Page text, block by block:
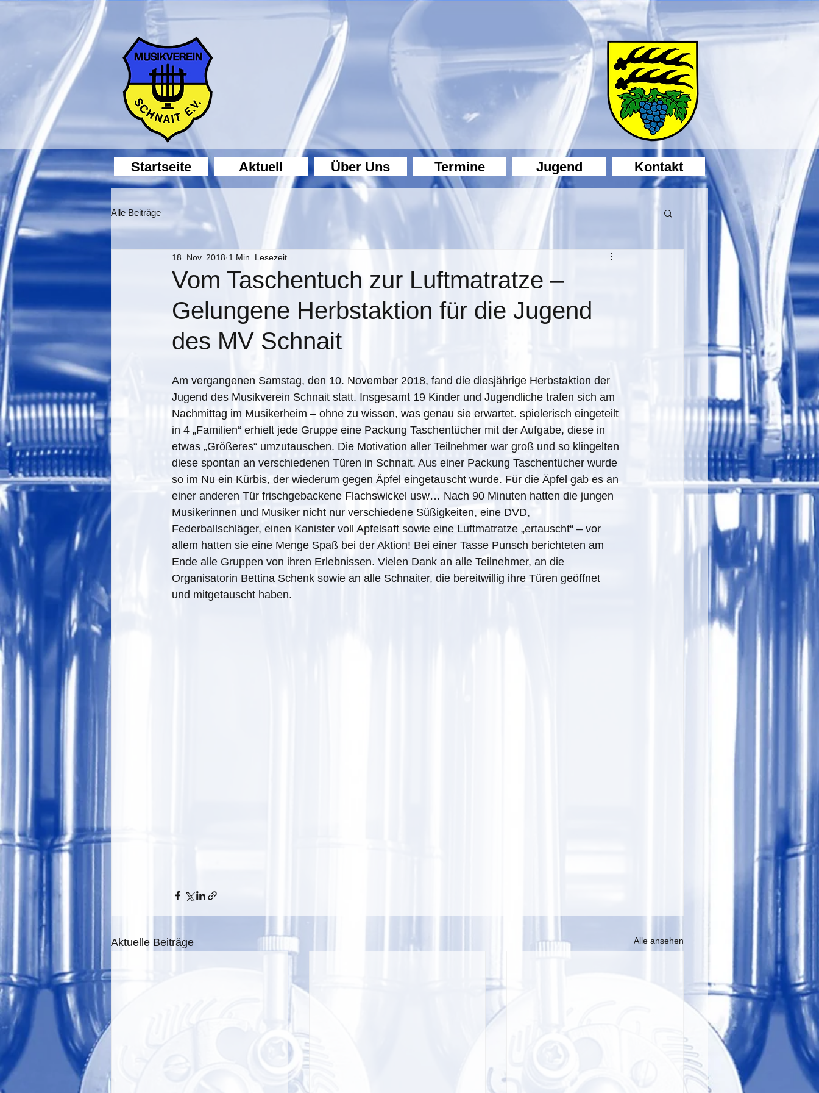
Startseite Aktuell Über Uns Termine Jugend Kontakt
Alle Beiträge
Vom Taschentuch zur Luftmatratze –
Gelungene Herbstaktion für die Jugend
des MV Schnait
18. Nov. 2018 1 Min. Lesezeit
Am vergangenen Samstag, den 10. November 2018, fand die diesjährige Herbstaktion der
Jugend des Musikverein Schnait statt. Insgesamt 19 Kinder und Jugendliche trafen sich am
Nachmittag im Musikerheim – ohne zu wissen, was genau sie erwartet. spielerisch eingeteilt
in 4 „Familien“ erhielt jede Gruppe eine Packung Taschentücher mit der Aufgabe, diese in
etwas „Größeres“ umzutauschen. Die Motivation aller Teilnehmer war groß und so klingelten
diese spontan an verschiedenen Türen in Schnait. Aus einer Packung Taschentücher wurde
so im Nu ein Kürbis, der wiederum gegen Äpfel eingetauscht wurde. Für die Äpfel gab es an
einer anderen Tür frischgebackene Flachswickel usw… Nach 90 Minuten hatten die jungen
Musikerinnen und Musiker nicht nur verschiedene Süßigkeiten, eine DVD,
Federballschläger, einen Kanister voll Apfelsaft sowie eine Luftmatratze „ertauscht“ – vor
allem hatten sie eine Menge Spaß bei der Aktion! Bei einer Tasse Punsch berichteten am
Ende alle Gruppen von ihren Erlebnissen. Vielen Dank an alle Teilnehmer, an die
Organisatorin Bettina Schenk sowie an alle Schnaiter, die bereitwillig ihre Türen geöffnet
und mitgetauscht haben.
Aktuelle Beiträge Alle ansehen